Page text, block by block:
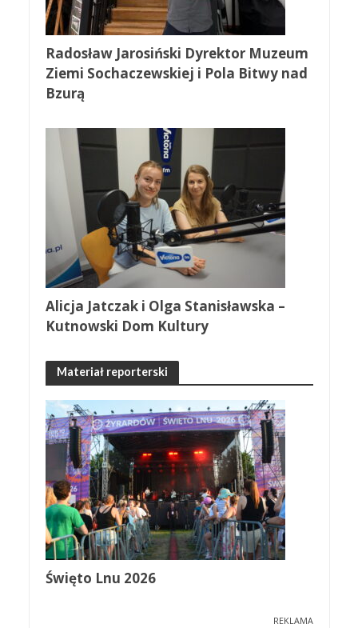
Radosław Jarosiński Dyrektor Muzeum
Ziemi Sochaczewskiej i Pola Bitwy nad
Bzurą
Alicja Jatczak i Olga Stanisławska –
Kutnowski Dom Kultury
Materiał reporterski
Święto Lnu 2026
REKLAMA